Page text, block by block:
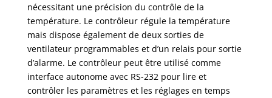
nécessitant une précision du contrôle de la
température. Le contrôleur régule la température
mais dispose également de deux sorties de
ventilateur programmables et d’un relais pour sortie
d’alarme. Le contrôleur peut être utilisé comme
interface autonome avec RS-232 pour lire et
contrôler les paramètres et les réglages en temps